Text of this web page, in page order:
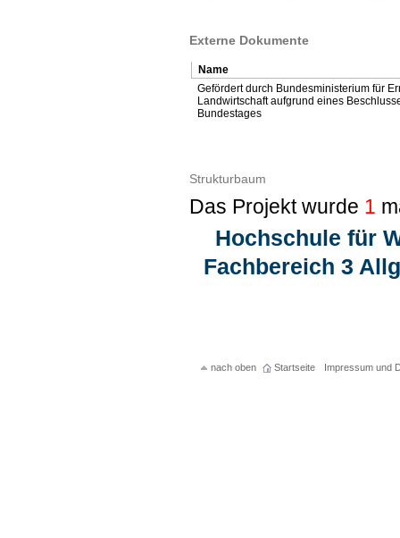
Externe Dokumente
Name
Gefördert durch Bundesministerium für
Landwirtschaft aufgrund eines
Bundestages
Strukturbaum
Das Projekt wurde 1
Hochschule für
Fachbereich 3
nach oben Startseite Impressum und